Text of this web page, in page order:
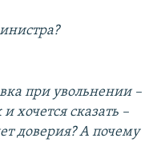
при увольнении –
хочется сказать –
доверия? А почему